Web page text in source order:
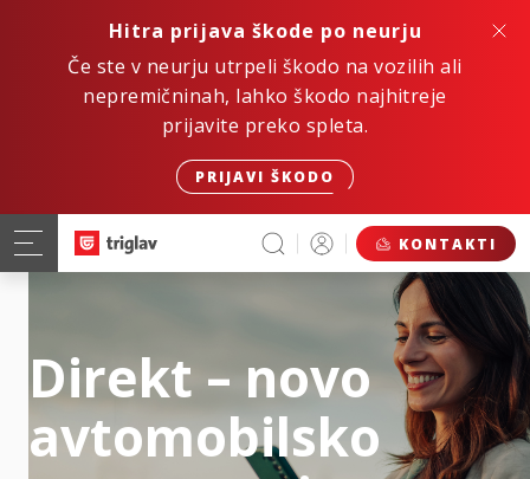
Hitra prijava škode po neurju
Če ste v neurju utrpeli škodo na vozilih ali
nepremičninah, lahko škodo najhitreje
prijavite preko spleta.
PRIJAVI ŠKODO
KONTAKTI
Direkt – novo
avtomobilsko